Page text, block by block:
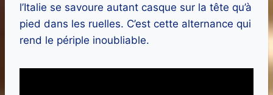
l’Italie se savoure autant casque sur la tête qu’à
pied dans les ruelles. C’est cette alternance qui
rend le périple inoubliable.